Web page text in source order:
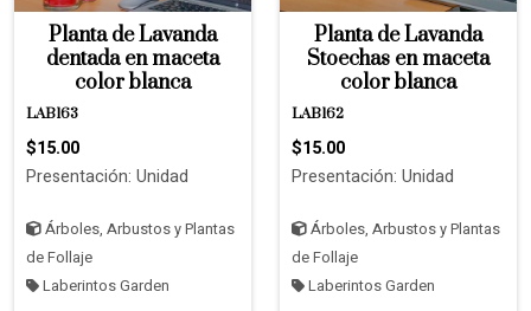
Planta de Lavanda
dentada en maceta
color blanca
LAB163
$15.00
Presentación: Unidad
Árboles, Arbustos y Plantas
de Follaje
Laberintos Garden
Planta de Lavanda
Stoechas en maceta
color blanca
LAB162
$15.00
Presentación: Unidad
Árboles, Arbustos y Plantas
de Follaje
Laberintos Garden